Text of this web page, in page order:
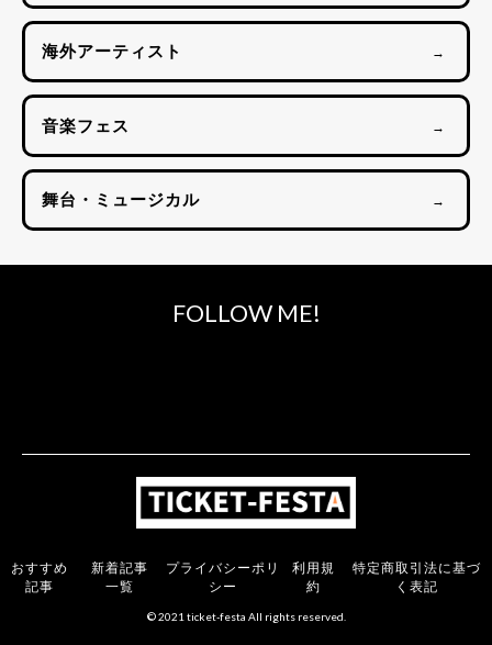
海外アーティスト →
音楽フェス →
舞台・ミュージカル →
FOLLOW ME!
おすすめ
記事
新着記事
一覧
プライバシーポリ
シー
利用規
約
特定商取引法に基づ
く表記
© 2021 ticket-festa All rights reserved.